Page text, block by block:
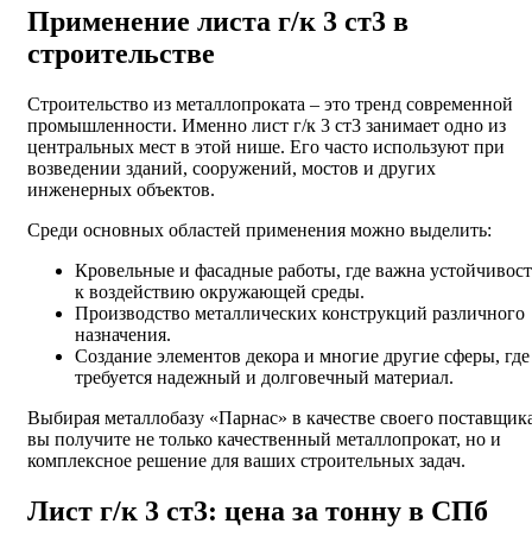
Применение листа г/к 3 ст3 в
строительстве
Строительство из металлопроката – это тренд современной
промышленности. Именно лист г/к 3 ст3 занимает одно из
центральных мест в этой нише. Его часто используют при
возведении зданий, сооружений, мостов и других
инженерных объектов.
Среди основных областей применения можно выделить:
Кровельные и фасадные работы, где важна
к воздействию окружающей среды.
Производство металлических конструкций различного
назначения.
Создание элементов декора и многие другие сферы, где
требуется надежный и долговечный материал.
Выбирая металлобазу «Парнас» в качестве своего
вы получите не только качественный металлопрокат, но и
комплексное решение для ваших строительных задач.
Лист г/к 3 ст3: цена за тонну в СПб